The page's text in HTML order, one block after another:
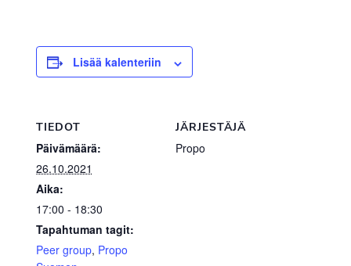
Lisää kalenteriin
TIEDOT
Päivämäärä:
26.10.2021
Aika:
17:00 - 18:30
Tapahtuman tagit:
Peer group, Propo
JÄRJESTÄJÄ
Propo